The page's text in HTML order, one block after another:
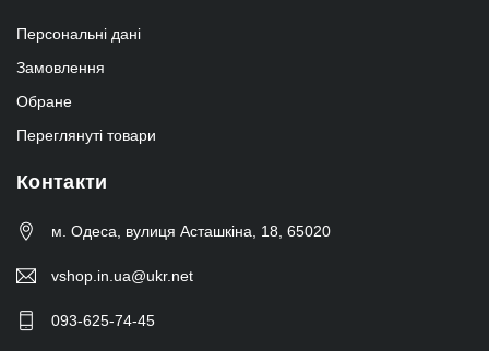
Персональні дані
Замовлення
Обране
Переглянуті товари
Контакти
м. Одеса, вулиця Асташкіна, 18, 65020
vshop.in.ua@ukr.net
093-625-74-45